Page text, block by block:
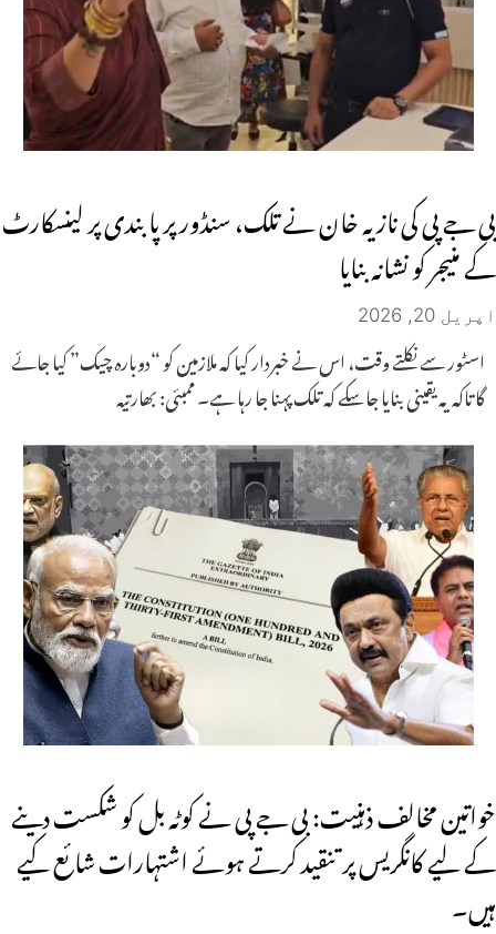
بی جے پی کی نازیہ خان نے تلک، سنڈور پر پابندی پر لینسکارٹ
کے منیجر کو نشانہ بنایا
اپریل 20, 2026
اسٹور سے نکلتے وقت، اس نے خبردار کیا کہ ملازمین کو “دوبارہ چیک” کیا جائے
گا تاکہ یہ یقینی بنایا جا سکے کہ تلک پہنا جا رہا ہے۔ ممبئی: بھارتیہ
خواتین مخالف ذہنیت: بی جے پی نے کوٹہ بل کو شکست دینے
کے لیے کانگریس پر تنقید کرتے ہوئے اشتہارات شائع کیے
ہیں۔